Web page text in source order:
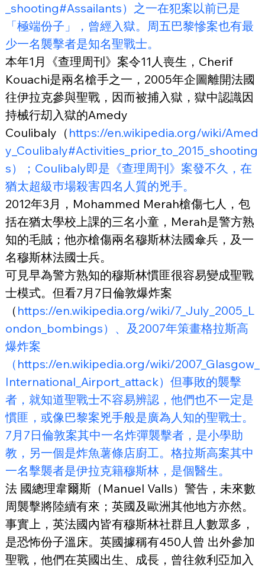
_shooting#Assailants）之一在犯案以前已是
「極端份子」，曾經入獄。周五巴黎慘案也有最
少一名襲擊者是知名聖戰士。
本年1月《查理周刊》案令11人喪生，Cherif
Kouachi是兩名槍手之一，2005年企圖離開法國
往伊拉克參與聖戰，因而被捕入獄，獄中認識因
持械行刧入獄的Amedy
Coulibaly（ https://en.wikipedia.org/wiki/Amed
y_Coulibaly#Activities_prior_to_2015_shooting
s）；Coulibaly即是《查理周刊》案發不久，在
猶太超級巿場殺害四名人質的兇手。
2012年3月，Mohammed Merah槍傷七人，包
括在猶太學校上課的三名小童，Merah是警方熟
知的毛賊；他亦槍傷兩名穆斯林法國傘兵，及一
名穆斯林法國士兵。
可見早為警方熟知的穆斯林慣匪很容易變成聖戰
士模式。但看7月7日倫敦爆炸案
（ https://en.wikipedia.org/wiki/7_July_2005_L
ondon_bombings）、及2007年策畫格拉斯高
爆炸案
（https://en.wikipedia.org/wiki/2007_Glasgow_
International_Airport_attack）但事敗的襲擊
者，就知道聖戰士不容易辨認，他們也不一定是
慣匪，或像巴黎案兇手般是廣為人知的聖戰士。
7月7日倫敦案其中一名炸彈襲擊者，是小學助
教，另一個是炸魚薯條店廚工。格拉斯高案其中
一名擊襲者是伊拉克籍穆斯林，是個醫生。
法 國總理韋爾斯（Manuel Valls）警告，未來數
周襲擊將陸續有來；英國及歐洲其他地方亦然。
事實上，英法國內皆有穆斯林社群且人數眾多，
是恐怖份子溫床。英國據稱有450人曾 出外參加
聖戰，他們在英國出生、成長，曾往敘利亞加入